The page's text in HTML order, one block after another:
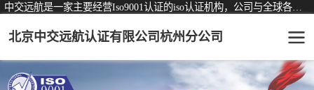
北京中交远航认证有限公司杭州分公司